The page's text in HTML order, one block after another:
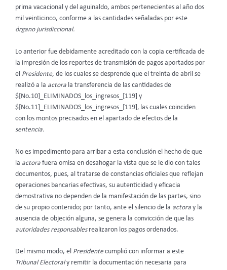
prima vacacional y del aguinaldo, ambos pertenecientes al año dos
mil veinticinco, conforme a las cantidades señaladas por este
órgano jurisdiccional.
Lo anterior fue debidamente acreditado con la copia certificada de
la impresión de los reportes de transmisión de pagos aportados por
el Presidente, de los cuales se desprende que el treinta de abril se
realizó a la actora la transferencia de las cantidades de
$[No.10]_ELIMINADOS_los_ingresos_[119] y
$[No.11]_ELIMINADOS_los_ingresos_[119] , las cuales coinciden
con los montos precisados en el apartado de efectos de la
sentencia.
No es impedimento para arribar a esta conclusión el hecho de que
la actora fuera omisa en desahogar la vista que se le dio con tales
documentos, pues, al tratarse de constancias oficiales que reflejan
operaciones bancarias efectivas, su autenticidad y eficacia
demostrativa no dependen de la manifestación de las partes, sino
de su propio contenido; por tanto, ante el silencio de la actora y la
ausencia de objeción alguna, se genera la convicción de que las
autoridades responsablesrealizaron los pagos ordenados.
Del mismo modo, el Presidentecumplió con informar a este
Tribunal Electoraly remitir la documentación necesaria para